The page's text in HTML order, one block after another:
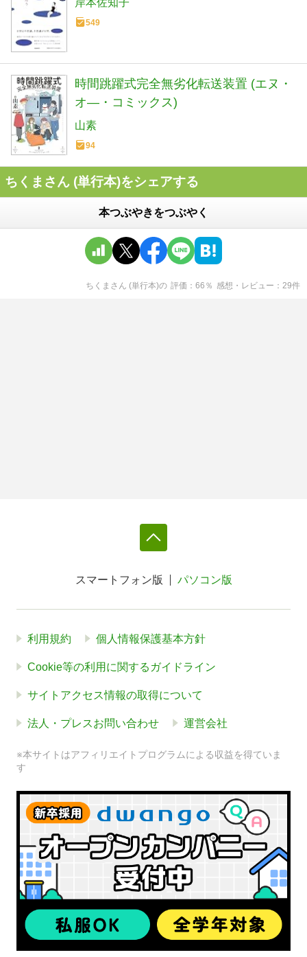
岸本佐知子
549
時間跳躍式完全無劣化転送装置 (エヌ・
オ―・コミックス)
山素
94
ちくまさん (単行本)をシェアする
本つぶやきをつぶやく
ちくまさん (単行本)の 評価 66 ％ 感想・レビュー 29件
スマートフォン版 パソコン版
利用規約 個人情報保護基本方針
Cookie等の利用に関するガイドライン
サイトアクセス情報の取得について
法人・プレスお問い合わせ 運営会社
※本サイトはアフィリエイトプログラムによる収益を得ていま
す